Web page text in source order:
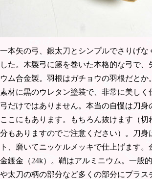
一本矢の弓、銀太刀とシンプルでさりげな
した。木製弓に籐を巻いた本格的な弓で、
ウム合金製。羽根はガチョウの羽根だとか
素材に黒のウレタン塗装で、非常に美しく
弓だけではありません。本当の自慢は刀身
ここにもあります。もちろん抜けます（切
分もありますのでご注意ください）。刀身
ト、磨いてニッケルメッキで仕上げます。
金鍍金（24k）。鞘はアルミニウム。一般
や太刀の柄の部分など多くの部分にプラス